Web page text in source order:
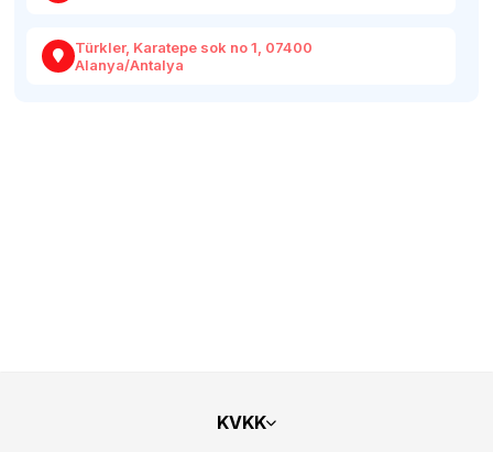
Türkler, Karatepe sok no 1, 07400
Alanya/Antalya
KVKK